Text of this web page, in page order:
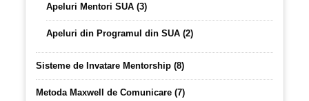
Apeluri Mentori SUA (3)
Apeluri din Programul din SUA (2)
Sisteme de Invatare Mentorship (8)
Metoda Maxwell de Comunicare (7)